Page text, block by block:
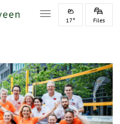
Toggle navigation
17° Files